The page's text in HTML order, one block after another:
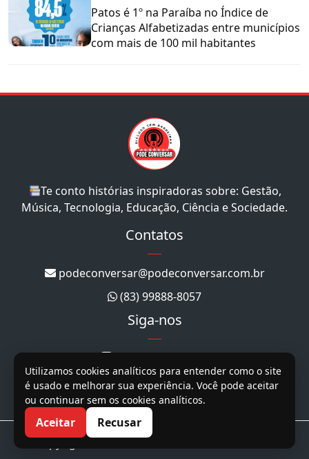
Patos é 1º na Paraíba no Índice de
Crianças Alfabetizadas entre municípios
com mais de 100 mil habitantes
Te conto histórias inspiradoras sobre: Gestão,
Música, Tecnologia, Educação, Ciência e Sociedade.
Contatos
podeconversar@podeconversar.com.br
(83) 99888-8057
Siga-nos
@podeconversar
@podeconversar
Utilizamos cookies analíticos para entender como o site
é usado e melhorar sua experiência. Você pode aceitar
ou continuar sem os cookies analíticos.
Aceitar Recusar